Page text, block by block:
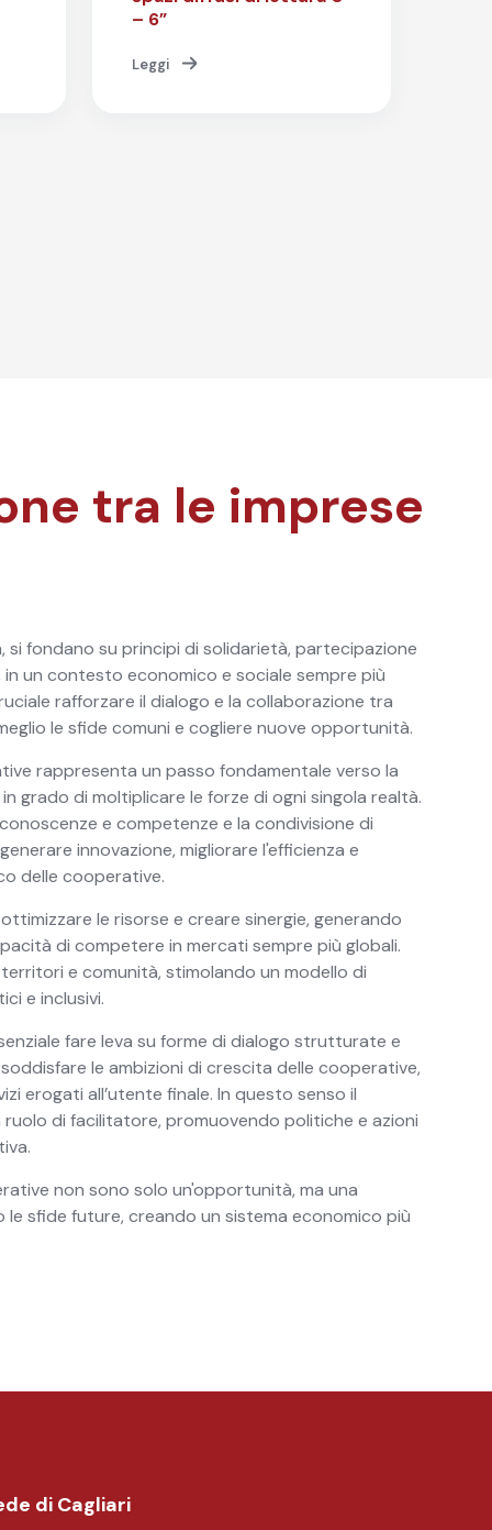
– 6”
Leggi
tra le imprese
fondano su principi di solidarietà, partecipazione
un contesto economico e sociale sempre più
rafforzare il dialogo e la collaborazione tra
le sfide comuni e cogliere nuove opportunità.
rappresenta un passo fondamentale verso la
grado di moltiplicare le forze di ogni singola realtà.
e competenze e la condivisione di
innovazione, migliorare l'efficienza e
delle cooperative.
le risorse e creare sinergie, generando
di competere in mercati sempre più globali.
e comunità, stimolando un modello di
e inclusivi.
fare leva su forme di dialogo strutturate e
le ambizioni di crescita delle cooperative,
erogati all’utente finale. In questo senso il
ruolo di facilitatore, promuovendo politiche e azioni
non sono solo un'opportunità, ma una
sfide future, creando un sistema economico più
di Cagliari